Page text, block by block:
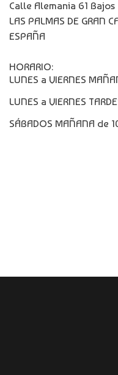
Calle Alemania 61 Bajos
LAS PALMAS DE GRAN
ESPAÑA
HORARIO:
LUNES a VIERNES
LUNES a VIERNES
SÁBADOS MAÑANA de